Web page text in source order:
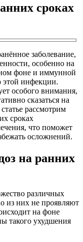
сроках
заболевание,
особенно на
фоне и иммунной
этой инфекции.
особого внимания,
сказаться на
рассмотрим
сроках
что поможет
осложнений.
на ранних
различных
из них не проявляют
на фоне
такого ухудшения